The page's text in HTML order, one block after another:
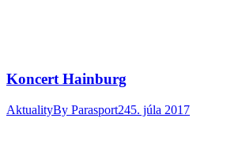
Koncert Hainburg
AktualityBy Parasport245. júla 2017